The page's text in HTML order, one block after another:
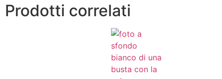
Prodotti correlati